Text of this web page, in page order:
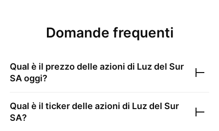
Domande frequenti
Qual è il prezzo delle azioni di Luz del Sur
SA oggi?
Qual è il ticker delle azioni di Luz del Sur
SA?